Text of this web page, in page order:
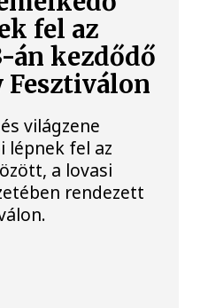
fel az
án kezdődő
világzene
lépnek fel az
a lovasi
rendezett